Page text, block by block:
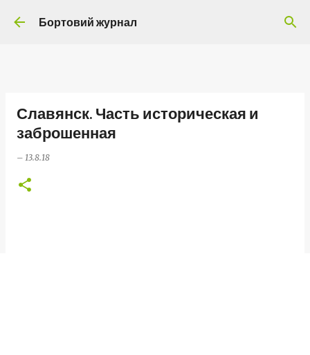
Перейти до основного вмісту
Бортовий журнал
Славянск. Часть историческая и
заброшенная
– 13.8.18